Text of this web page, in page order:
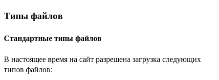
Типы файлов
Стандартные типы файлов
В настоящее время на сайт разрешена загрузка следующих
типов файлов: